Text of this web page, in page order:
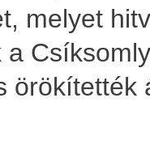
melyet
örökítették